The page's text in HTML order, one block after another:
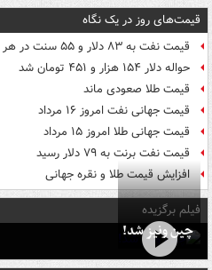
قیمت‌های روز در یک نگاه
قیمت نفت به ۸۳ دلار و ۵۵ سنت در هر بشکه رسید
حواله دلار ۱۵۴ هزار و ۴۵۱ تومان شد
قیمت طلا صعودی ماند
قیمت جهانی نفت امروز ۱۶ مرداد
قیمت جهانی طلا امروز ۱۵ مرداد
قیمت نفت برنت به ۷۹ دلار رسید
افزایش قیمت طلا و نقره جهانی
فیلم برگزیده
چین ونیز شد!